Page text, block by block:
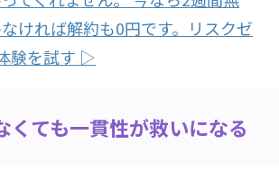
ければ解約も0円です。リスクゼ
験を試す ▷
くても一貫性が救いになる